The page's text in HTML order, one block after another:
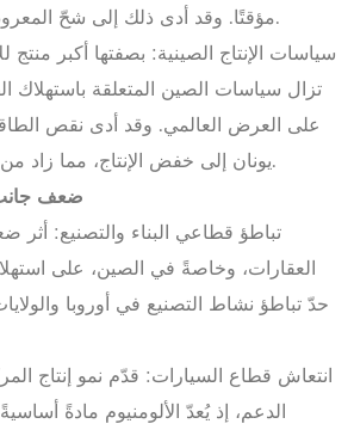
مؤقتًا. وقد أدى ذلك إلى شحّ المعروض، مما دعم الأسعار.
سياسات الإنتاج الصينية: بصفتها أكبر منتج
تزال سياسات الصين المتعلقة باستهلاك
على العرض العالمي. وقد أدى نقص
يونان إلى خفض الإنتاج، مما زاد من الضغط على الأسعار.
2. ضعف
تباطؤ قطاعي البناء والتصنيع:
العقارات، وخاصةً في الصين، على
حدّ تباطؤ نشاط التصنيع في أوروبا
انتعاش قطاع السيارات: قدّم نمو إنتاج
الدعم، إذ يُعدّ الألومنيوم مادةً